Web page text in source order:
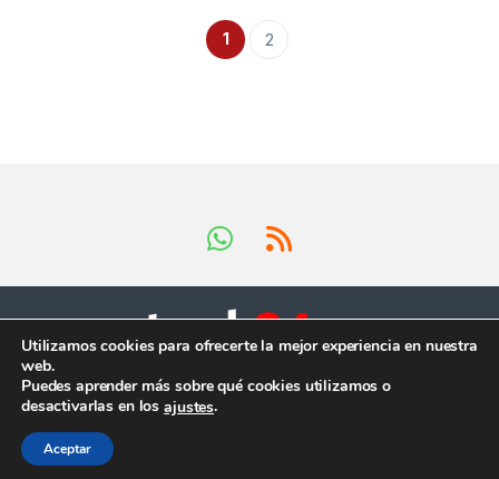
1 2
Tienes preguntas ?
¡Llámanos en horario
Utilizamos cookies para ofrecerte la mejor experiencia en nuestra
web.
Puedes aprender más sobre qué cookies utilizamos o
desactivarlas en losajustes.
Aceptar